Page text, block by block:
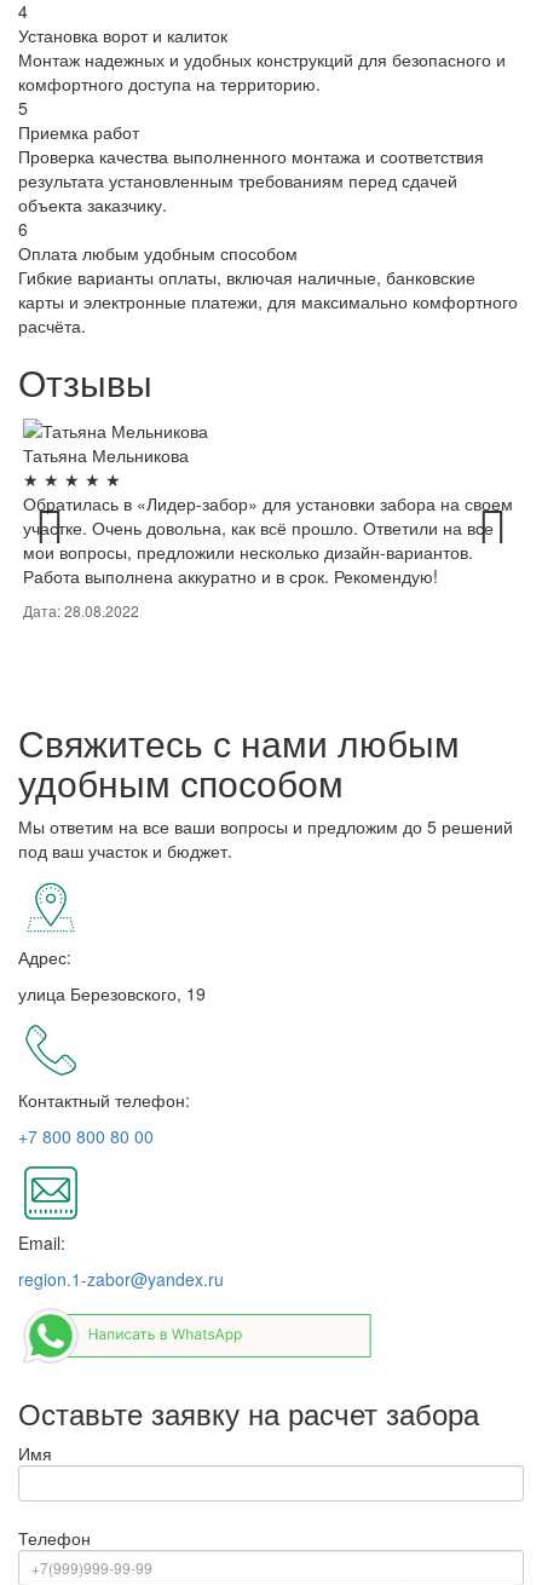
4
Установка ворот и калиток
Монтаж надежных и удобных конструкций для безопасного и
комфортного доступа на территорию.
5
Приемка работ
Проверка качества выполненного монтажа и соответствия
результата установленным требованиям перед сдачей
объекта заказчику.
6
Оплата любым удобным способом
Гибкие варианты оплаты, включая наличные, банковские
карты и электронные платежи, для максимально комфортного
расчёта.
Отзывы
Татьяна Мельникова
★ ★ ★ ★ ★
Обратилась в «Лидер-забор» для установки забора на своем
участке. Очень довольна, как всё прошло. Ответили на все
мои вопросы, предложили несколько дизайн-вариантов.
Работа выполнена аккуратно и в срок. Рекомендую!
Дата: 28.08.2022
Свяжитесь с нами любым
удобным способом
Мы ответим на все ваши вопросы и предложим до 5 решений
под ваш участок и бюджет.
Адрес:
улица Березовского, 19
Контактный телефон:
+7 800 800 80 00
Email:
region.1-zabor@yandex.ru
Оставьте заявку на расчет забора
Имя
Телефон